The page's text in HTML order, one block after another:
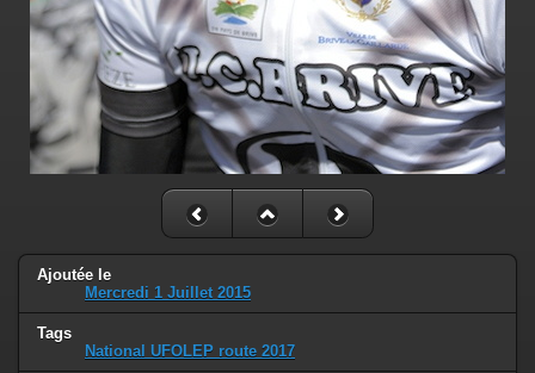
Ajoutée le
Mercredi 1 Juillet 2015
Tags
National UFOLEP route 2017